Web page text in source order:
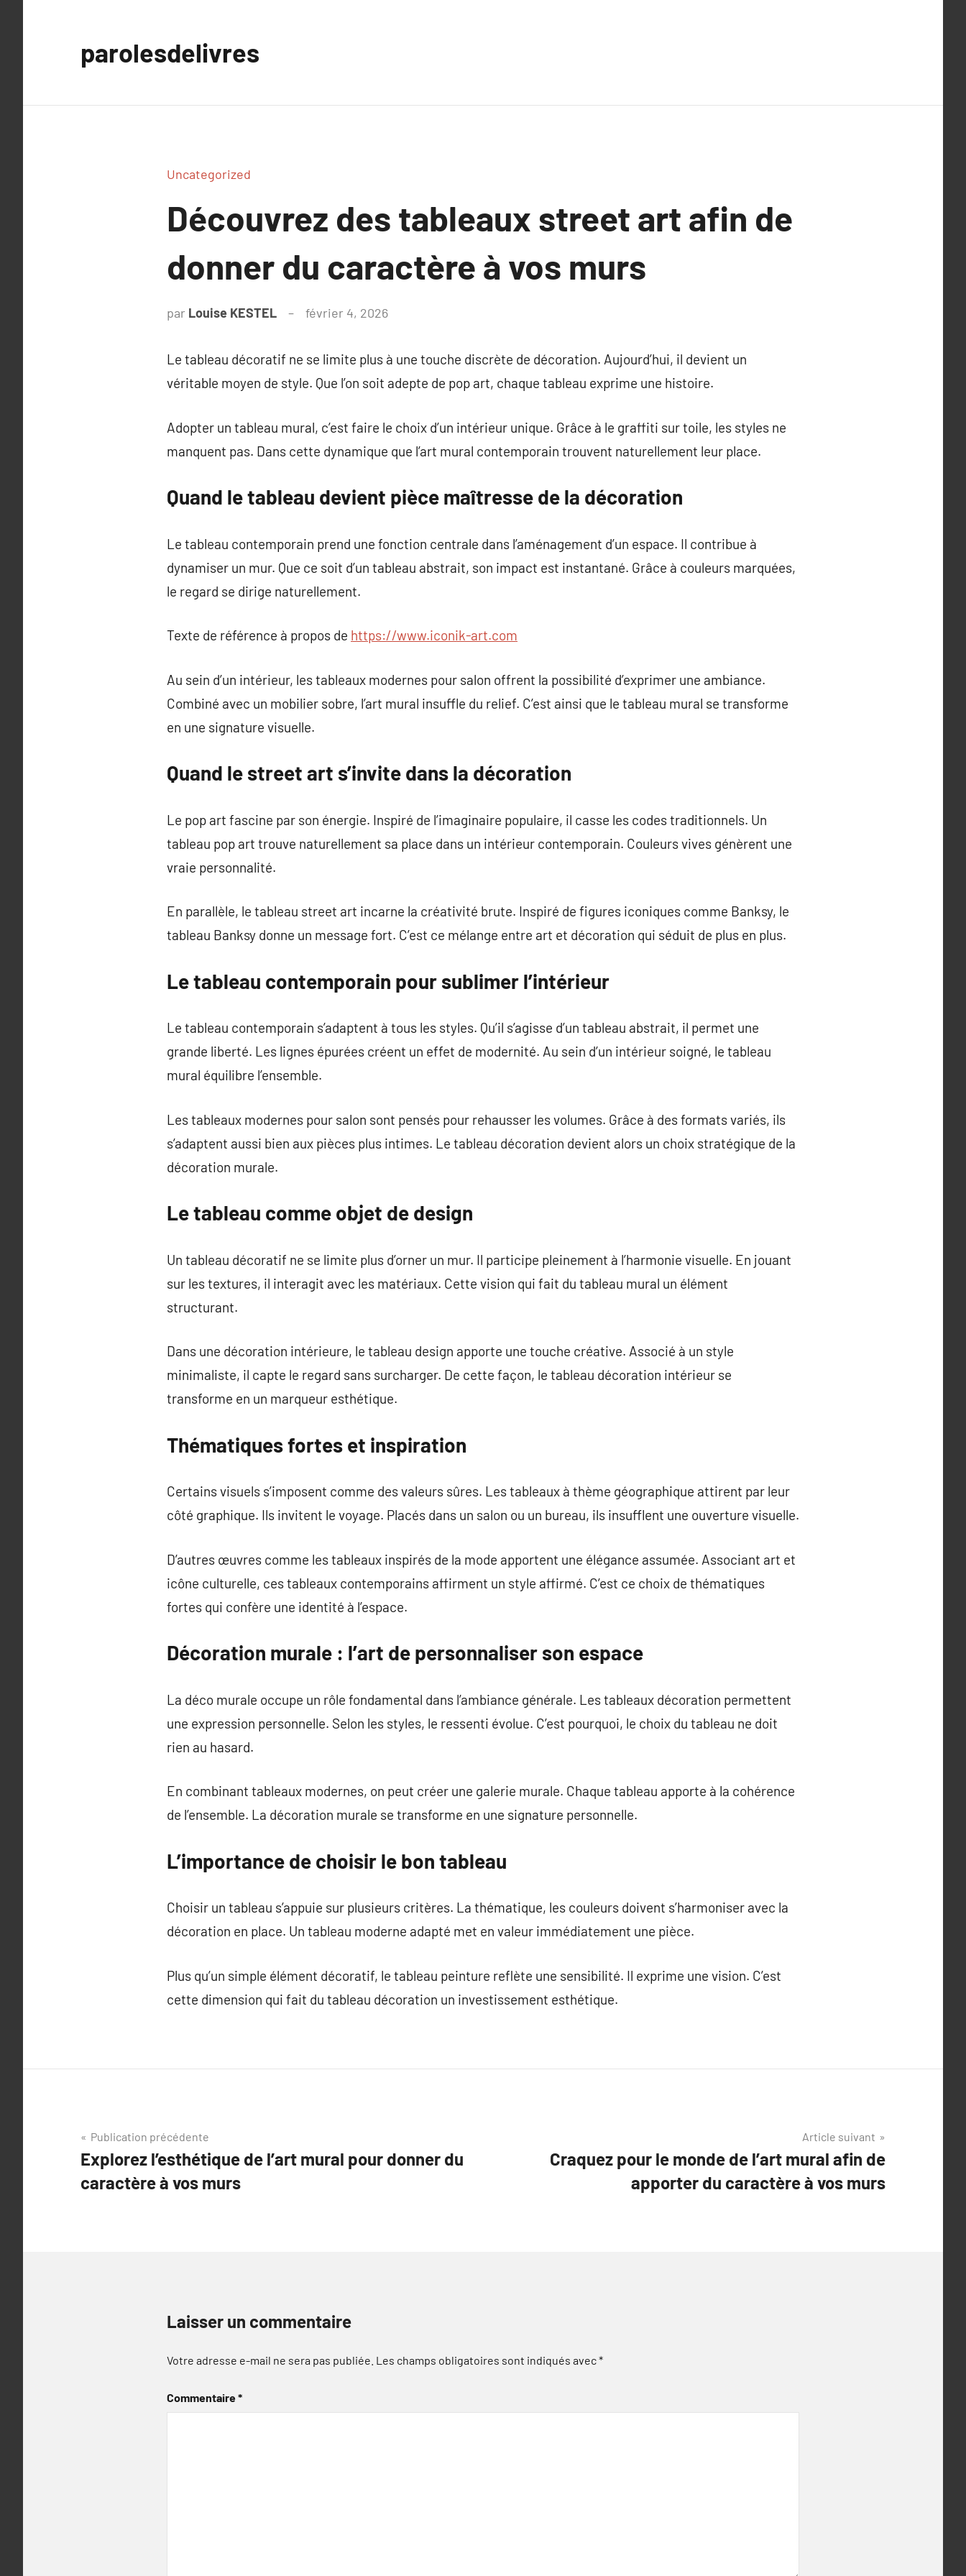
parolesdelivres
Uncategorized
Découvrez des tableaux street art afin de
donner du caractère à vos murs
par Louise KESTEL février 4, 2026
Le tableau décoratif ne se limite plus à une touche discrète de décoration. Aujourd’hui, il devient un
véritable moyen de style. Que l’on soit adepte de pop art, chaque tableau exprime une histoire.
Adopter un tableau mural, c’est faire le choix d’un intérieur unique. Grâce à le graffiti sur toile, les styles ne
manquent pas. Dans cette dynamique que l’art mural contemporain trouvent naturellement leur place.
Quand le tableau devient pièce maîtresse de la décoration
Le tableau contemporain prend une fonction centrale dans l’aménagement d’un espace. Il contribue à
dynamiser un mur. Que ce soit d’un tableau abstrait, son impact est instantané. Grâce à couleurs marquées,
le regard se dirige naturellement.
Texte de référence à propos de https://www.iconik-art.com
Au sein d’un intérieur, les tableaux modernes pour salon offrent la possibilité d’exprimer une ambiance.
Combiné avec un mobilier sobre, l’art mural insuffle du relief. C’est ainsi que le tableau mural se transforme
en une signature visuelle.
Quand le street art s’invite dans la décoration
Le pop art fascine par son énergie. Inspiré de l’imaginaire populaire, il casse les codes traditionnels. Un
tableau pop art trouve naturellement sa place dans un intérieur contemporain. Couleurs vives génèrent une
vraie personnalité.
En parallèle, le tableau street art incarne la créativité brute. Inspiré de figures iconiques comme Banksy, le
tableau Banksy donne un message fort. C’est ce mélange entre art et décoration qui séduit de plus en plus.
Le tableau contemporain pour sublimer l’intérieur
Le tableau contemporain s’adaptent à tous les styles. Qu’il s’agisse d’un tableau abstrait, il permet une
grande liberté. Les lignes épurées créent un effet de modernité. Au sein d’un intérieur soigné, le tableau
mural équilibre l’ensemble.
Les tableaux modernes pour salon sont pensés pour rehausser les volumes. Grâce à des formats variés, ils
s’adaptent aussi bien aux pièces plus intimes. Le tableau décoration devient alors un choix stratégique de la
décoration murale.
Le tableau comme objet de design
Un tableau décoratif ne se limite plus d’orner un mur. Il participe pleinement à l’harmonie visuelle. En jouant
sur les textures, il interagit avec les matériaux. Cette vision qui fait du tableau mural un élément
structurant.
Dans une décoration intérieure, le tableau design apporte une touche créative. Associé à un style
minimaliste, il capte le regard sans surcharger. De cette façon, le tableau décoration intérieur se
transforme en un marqueur esthétique.
Thématiques fortes et inspiration
Certains visuels s’imposent comme des valeurs sûres. Les tableaux à thème géographique attirent par leur
côté graphique. Ils invitent le voyage. Placés dans un salon ou un bureau, ils insufflent une ouverture visuelle.
D’autres œuvres comme les tableaux inspirés de la mode apportent une élégance assumée. Associant art et
icône culturelle, ces tableaux contemporains affirment un style affirmé. C’est ce choix de thématiques
fortes qui confère une identité à l’espace.
Décoration murale : l’art de personnaliser son espace
La déco murale occupe un rôle fondamental dans l’ambiance générale. Les tableaux décoration permettent
une expression personnelle. Selon les styles, le ressenti évolue. C’est pourquoi, le choix du tableau ne doit
rien au hasard.
En combinant tableaux modernes, on peut créer une galerie murale. Chaque tableau apporte à la cohérence
de l’ensemble. La décoration murale se transforme en une signature personnelle.
L’importance de choisir le bon tableau
Choisir un tableau s’appuie sur plusieurs critères. La thématique, les couleurs doivent s’harmoniser avec la
décoration en place. Un tableau moderne adapté met en valeur immédiatement une pièce.
Plus qu’un simple élément décoratif, le tableau peinture reflète une sensibilité. Il exprime une vision. C’est
cette dimension qui fait du tableau décoration un investissement esthétique.
Navigation
de
l’article
Publication précédente
Explorez l’esthétique de l’art mural pour donner du
caractère à vos murs
Article suivant
Craquez pour le monde de l’art mural afin de
apporter du caractère à vos murs
Laisser un commentaire
Votre adresse e-mail ne sera pas publiée. Les champs obligatoires sont indiqués avec*
Commentaire*